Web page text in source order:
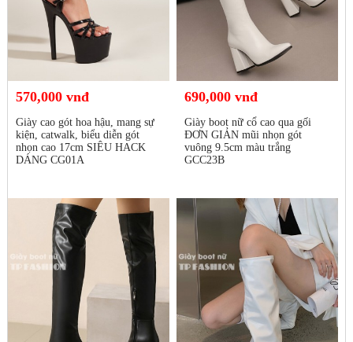
570,000 vnđ
Giày cao gót hoa hậu, mang sự
kiện, catwalk, biểu diễn gót
nhọn cao 17cm SIÊU HACK
DÁNG CG01A
690,000 vnđ
Giày boot nữ cổ cao qua gối
ĐƠN GIẢN mũi nhọn gót
vuông 9.5cm màu trắng
GCC23B